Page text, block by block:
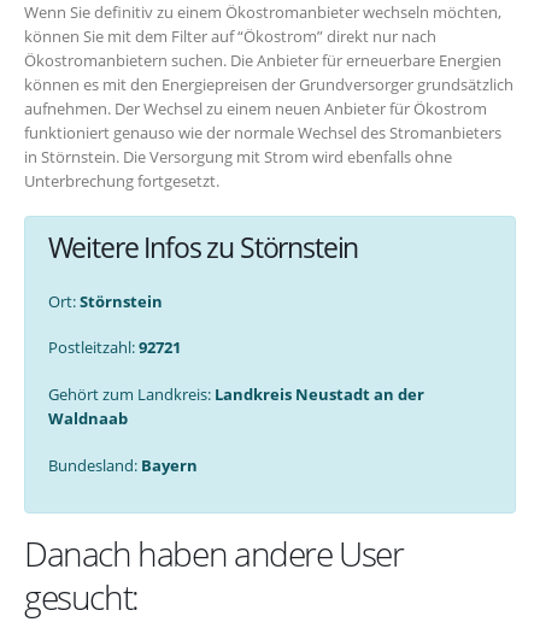
Wenn Sie definitiv zu einem Ökostromanbieter wechseln möchten,
können Sie mit dem Filter auf “Ökostrom” direkt nur nach
Ökostromanbietern suchen. Die Anbieter für erneuerbare Energien
können es mit den Energiepreisen der Grundversorger grundsätzlich
aufnehmen. Der Wechsel zu einem neuen Anbieter für Ökostrom
funktioniert genauso wie der normale Wechsel des Stromanbieters
in Störnstein. Die Versorgung mit Strom wird ebenfalls ohne
Unterbrechung fortgesetzt.
Weitere Infos zu Störnstein
Ort:Störnstein
Postleitzahl:92721
Gehört zum Landkreis: Landkreis Neustadt an der
Waldnaab
Bundesland: Bayern
Danach haben andere User
gesucht: